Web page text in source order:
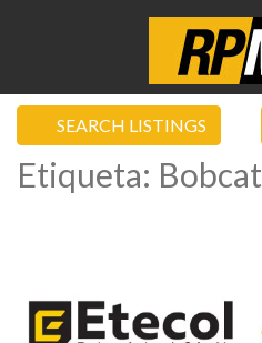
SEARCH LISTINGS
Etiqueta: Bobcat